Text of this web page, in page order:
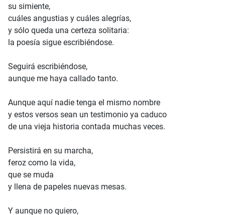
su simiente,
cuáles angustias y cuáles alegrías,
y sólo queda una certeza solitaria:
la poesía sigue escribiéndose.
Seguirá escribiéndose,
aunque me haya callado tanto.
Aunque aquí nadie tenga el mismo nombre
y estos versos sean un testimonio ya caduco
de una vieja historia contada muchas veces.
Persistirá en su marcha,
feroz como la vida,
que se muda
y llena de papeles nuevas mesas.
Y aunque no quiero,